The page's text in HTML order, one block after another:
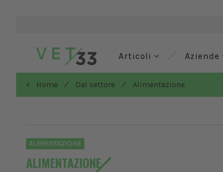
Articoli Aziende
< Home / Dal settore / Alimentazione
ALIMENTAZIONE
ALIMENTAZIONE